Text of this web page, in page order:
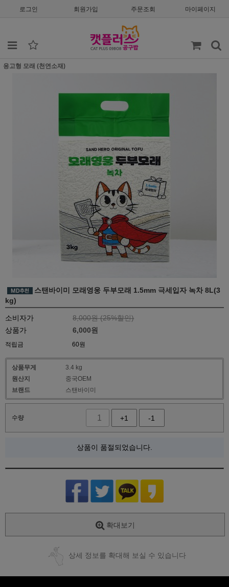
로그인 회원가입 주문조회 마이페이지
응고형 모래 (천연소재)
스탠바이미 모래영웅 두부모래 1.5mm 극세입자 녹차 8L(3
kg)
소비자가 8,000원 (25%할인)
상품가
6,000원
적립금 60원
상품무게
3.4 kg
원산지
중국OEM
브랜드
스탠바이미
수량 +1 -1
상품이 품절되었습니다.
확대보기
상세 정보를 확대해 보실 수 있습니다